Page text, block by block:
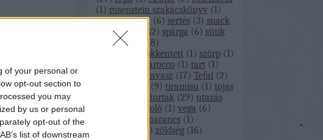
of your personal or
opt-out section to
you may
by us or personal
opt-out of the
list of downstream
(1) rosenstein szakácskönyv (1)
sajt (4) saláta (6) sertés (3) snack
snackek 12) spárga (6) sütik
sütőtök (8)
szénhidrátcsökkentett (1) szörp (1)
tarocco (1) tart (1)
tavasz (17) Tefal (2)
(9) tiramisu (1) tojás
torták (29) utazás
útibeszámoló (1) vega (6)
vérnarancs (1)
) zöldség (16)